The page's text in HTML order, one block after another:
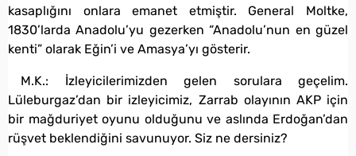
kasaplığını onlara emanet etmiştir. General Moltke,
1830’larda Anadolu’yu gezerken “Anadolu’nun en güzel
kenti” olarak Eğin’i ve Amasya’yı gösterir.
M.K.: İzleyicilerimizden gelen sorulara geçelim.
Lüleburgaz’dan bir izleyicimiz, Zarrab olayının AKP için
bir mağduriyet oyunu olduğunu ve aslında Erdoğan’dan
rüşvet beklendiğini savunuyor. Siz ne dersiniz?